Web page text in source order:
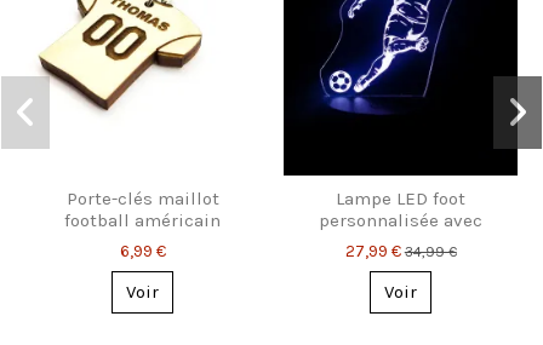
Porte-clés maillot
football américain
personnalisé
6,99 €
Voir
Lampe LED foot
personnalisée avec
prénom et numéro
27,99 €34,99 €
Voir